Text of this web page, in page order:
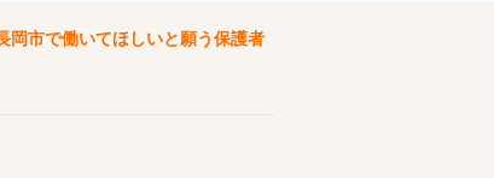
岡市で働いてほしいと願う保護者